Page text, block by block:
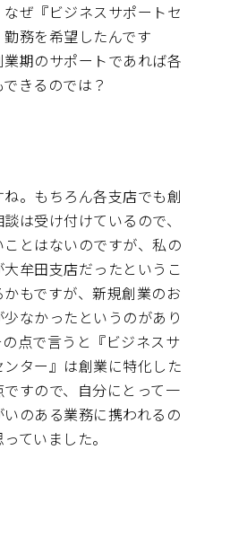
なぜ『ビジネスサポートセ
勤務を希望したんです
期のサポートであれば各
きるのでは？
ね。もちろん各支店でも創
は受け付けているので、
ことはないのですが、私の
牟田支店だったというこ
かもですが、新規創業のお
なかったというのがあり
の点で言うと『ビジネスサ
ンター』は創業に特化した
すので、自分にとって一
のある業務に携われるの
ていました。